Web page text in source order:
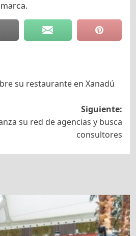
su restaurante en Xanadú
Siguiente:
su red de agencias y busca
consultores